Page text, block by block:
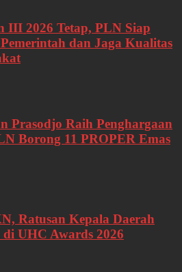
2026 Tetap, PLN Siap
dan Jaga Kualitas
Prasodjo Raih Penghargaan
Borong 11 PROPER Emas
Ratusan Kepala Daerah
UHC Awards 2026